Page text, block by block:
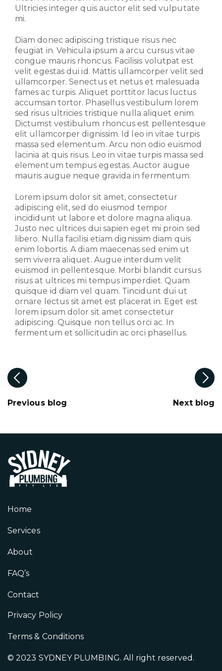
Ultricies integer quis auctor elit sed vulputate
mi.
Diam donec adipiscing tristique risus nec
feugiat in. Vehicula ipsum a arcu cursus vitae
congue mauris rhoncus. Facilisis volutpat est
velit egestas dui id. Mattis ullamcorper velit sed
ullamcorper. Senectus et netus et malesuada
fames ac turpis. Aliquet porttitor lacus luctus
accumsan tortor. Phasellus vestibulum lorem
sed risus ultricies tristique nulla aliquet enim.
Dictumst vestibulum rhoncus est pellentesque
elit ullamcorper dignissim. Id leo in vitae turpis
massa sed elementum. Arcu non odio euismod
lacinia at quis risus. Leo in vitae turpis massa sed
elementum tempus egestas. Auctor augue
mauris augue neque gravida in fermentum.
Lorem ipsum dolor sit amet, consectetur
adipiscing elit, sed do eiusmod tempor
incididunt ut labore et dolore magna aliqua.
Justo nec ultrices dui sapien eget mi proin sed
libero. Nulla facilisi etiam dignissim diam quis
enim lobortis. A diam maecenas sed enim ut
sem viverra aliquet. Augue interdum velit
euismod in pellentesque. Morbi blandit cursus
risus at ultrices mi tempus imperdiet. Quam
quisque id diam vel quam. Tincidunt dui ut
ornare lectus sit amet est placerat in. Eget est
lorem ipsum dolor sit amet consectetur
adipiscing. Quisque non tellus orci ac. In
fermentum et sollicitudin ac orci phasellus.
Post
navigation
Previous blog Next blog
Home
Services
About
FAQ’s
Contact
© 2023 SYDNEY PLUMBING. All right reserved.
Privacy Policy
Terms & Conditions